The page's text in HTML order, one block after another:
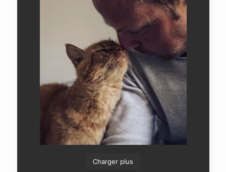
Charger plus